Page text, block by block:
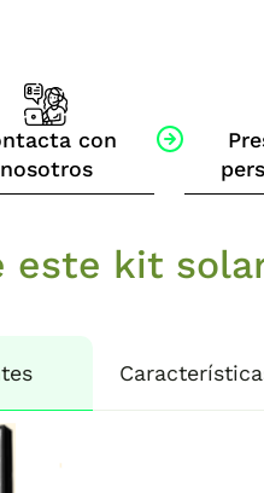
con
nosotros
este kit